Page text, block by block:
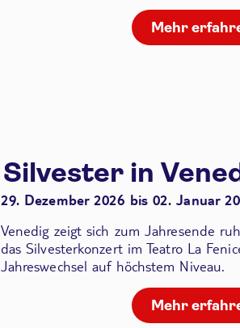
Mehr
Silvester in
29. Dezember 2026 bis 02. Januar
Venedig zeigt sich zum Jahresende
das Silvesterkonzert im Teatro La
Jahreswechsel auf höchstem Niveau.
Mehr